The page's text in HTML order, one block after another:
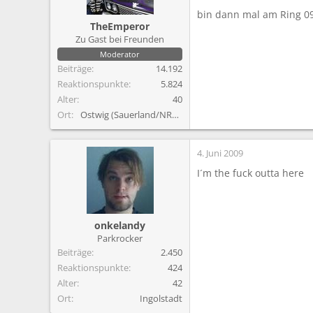
TheEmperor
Zu Gast bei Freunden
Moderator
Beiträge
14.192
Reaktionspunkte
5.824
Alter
40
Ort
Ostwig (Sauerland/NRW)
bin dann mal am Ring
onkelandy
Parkrocker
Beiträge
2.450
Reaktionspunkte
424
Alter
42
Ort
Ingolstadt
4. Juni 2009
I´m the fuck outta here